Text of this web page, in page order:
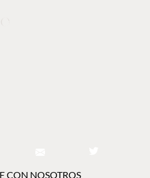
CON NOSOTROS